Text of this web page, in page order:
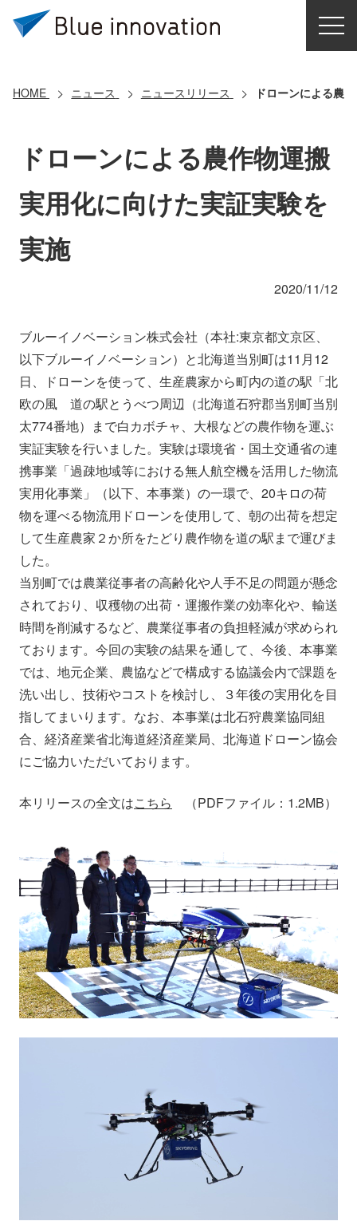
導入事例
コアテクノロジー
会社情報 ニュース
採用情報 資料ダウンロード
IR情報 English
HOME ニュース ニュースリリース ドローンによる農
ドローンによる農作物運搬
実用化に向けた実証実験を
実施
2020/11/12
ブルーイノベーション株式会社（本社:東京都文京区、
以下ブルーイノベーション）と北海道当別町は11月12
日、ドローンを使って、生産農家から町内の道の駅「北
欧の風 道の駅とうべつ周辺（北海道石狩郡当別町当別
太774番地）まで白カボチャ、大根などの農作物を運ぶ
実証実験を行いました。実験は環境省・国土交通省の連
携事業「過疎地域等における無人航空機を活用した物流
実用化事業」（以下、本事業）の一環で、20キロの荷
物を運べる物流用ドローンを使用して、朝の出荷を想定
して生産農家２か所をたどり農作物を道の駅まで運びま
した。
当別町では農業従事者の高齢化や人手不足の問題が懸念
されており、収穫物の出荷・運搬作業の効率化や、輸送
時間を削減するなど、農業従事者の負担軽減が求められ
ております。今回の実験の結果を通して、今後、本事業
では、地元企業、農協などで構成する協議会内で課題を
洗い出し、技術やコストを検討し、３年後の実用化を目
指してまいります。なお、本事業は北石狩農業協同組
合、経済産業省北海道経済産業局、北海道ドローン協会
にご協力いただいております。
本リリースの全文はこちら （PDFファイル：1.2MB）